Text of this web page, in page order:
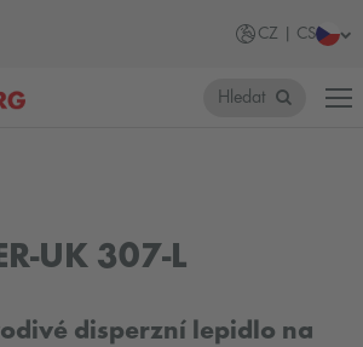
CZ | CS
Hledat
UK 307-L
disperzní lepidlo na